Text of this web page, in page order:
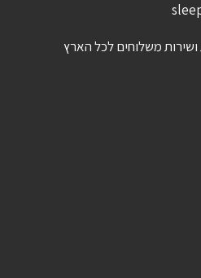
משלוחים לכל הארץ